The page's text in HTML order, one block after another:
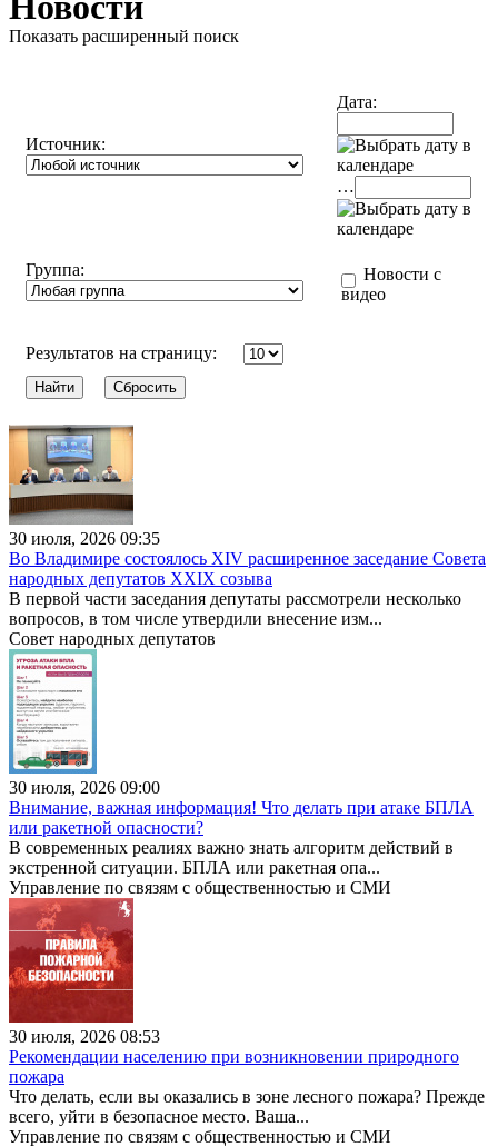
Показать расширенный поиск
Источник:
Дата:
…
Группа:
Новости с
видео
Результатов на страницу:
30 июля, 2026 09:35
Во Владимире состоялось XIV расширенное заседание Совета
народных депутатов XXIX созыва
В первой части заседания депутаты рассмотрели несколько
вопросов, в том числе утвердили внесение изм...
Совет народных депутатов
30 июля, 2026 09:00
Внимание, важная информация! Что делать при атаке БПЛА
или ракетной опасности?
В современных реалиях важно знать алгоритм действий в
экстренной ситуации. БПЛА или ракетная опа...
Управление по связям с общественностью и СМИ
30 июля, 2026 08:53
Рекомендации населению при возникновении природного
пожара
Что делать, если вы оказались в зоне лесного пожара? Прежде
всего, уйти в безопасное место. Ваша...
Управление по связям с общественностью и СМИ